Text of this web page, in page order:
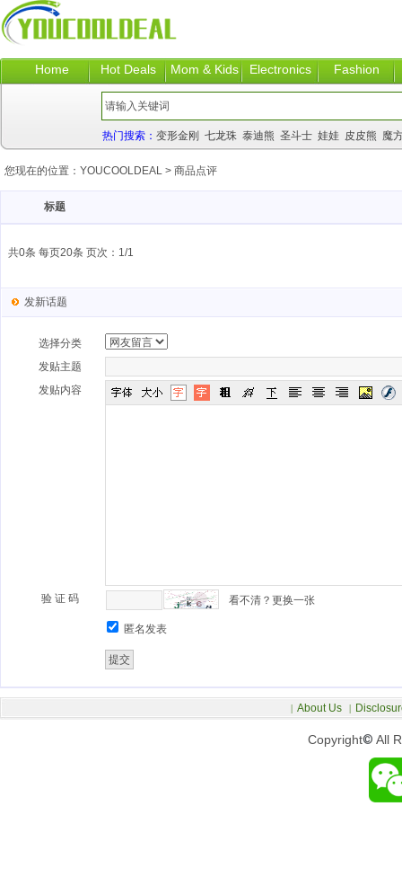
Home Hot Deals Mom & Kids Electronics Fashion
热门搜索： 变形金刚 七龙珠 泰迪熊 圣斗士 娃娃 皮皮熊 魔
您现在的位置： YOUCOOLDEAL > 商品点评
标题
共0条 每页20条 页次：1/1
发新话题
选择分类
发贴主题
发贴内容
验 证 码 看不清？更换一张
匿名发表
Copyright© All
| About Us |